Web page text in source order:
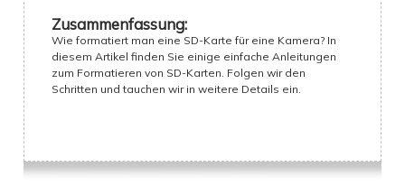
Zusammenfassung:
Wie formatiert man eine SD-Karte für eine Kamera? In
diesem Artikel finden Sie einige einfache Anleitungen
zum Formatieren von SD-Karten. Folgen wir den
Schritten und tauchen wir in weitere Details ein.